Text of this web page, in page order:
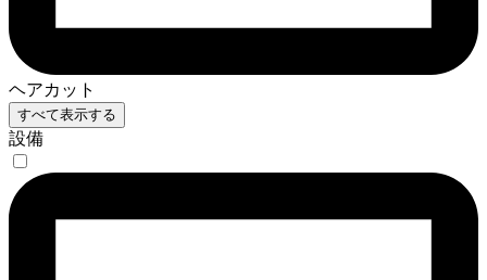
ヘアカット
すべて表示する
設備